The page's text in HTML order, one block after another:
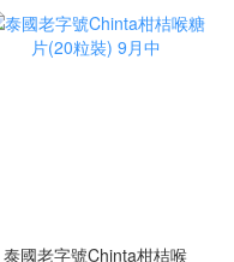
泰國老字號Chinta柑桔喉